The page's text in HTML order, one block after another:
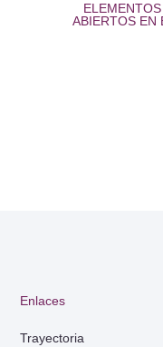
ABIERTOS EN
Enlaces
Trayectoria